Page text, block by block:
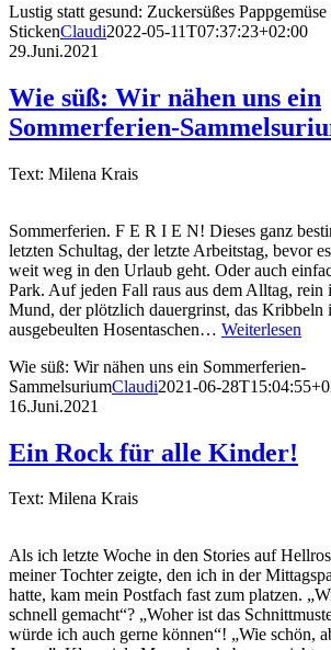
Lustig statt gesund: Zuckersüßes Pappgemüse
StickenClaudi2022-05-11T07:37:23+02:00
29.Juni.2021
Wie süß: Wir nähen uns ein
Sommerferien-
Text: Milena Krais
Sommerferien. F E R I E N! Dieses ganz
letzten Schultag, der letzte Arbeitstag, bevor
weit weg in den Urlaub geht. Oder auch
Park. Auf jeden Fall raus aus dem Alltag, rein
Mund, der plötzlich dauergrinst, das Kribbeln
ausgebeulten Hosentaschen… Weiterlesen
Wie süß: Wir nähen uns ein Sommerferien-
SammelsuriumClaudi2021-06-
16.Juni.2021
Ein Rock für alle Kinder!
Text: Milena Krais
Als ich letzte Woche in den Stories auf
meiner Tochter zeigte, den ich in der
hatte, kam mein Postfach fast zum platzen.
schnell gemacht“? „Woher ist das
würde ich auch gerne können“! „Wie schön,